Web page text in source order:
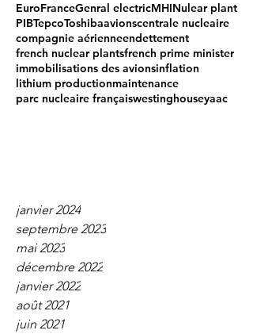
EuroFranceGenral electricMHINulear plant
PIBTepcoToshibaavionscentrale nucleaire
compagnie aérienneendettement
french nuclear plantsfrench prime minister
immobilisations des avionsinflation
lithium productionmaintenance
parc nucleaire françaiswestinghouseyaac
janvier 2024
septembre 2023
mai 2023
décembre 2022
janvier 2022
août 2021
juin 2021